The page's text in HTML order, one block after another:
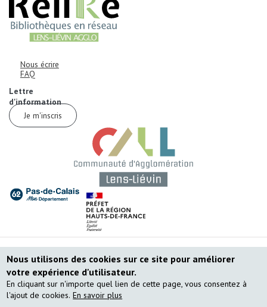
Nous utilisons des cookies sur ce site pour améliorer
votre expérience d'utilisateur.
En cliquant sur n'importe quel lien de cette page, vous consentez à
l'ajout de cookies. En savoir plus
Corps
Informations de contact
Nous écrire
FAQ
Corps
Lettre
d'information
Je m'inscris
Corps
MENU PIED DE PAGE
Mentions légales
Données personnelles